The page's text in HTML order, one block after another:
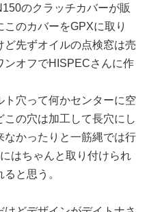
のクラッチカバーが販
のカバーをGPXに取り
先ずオイルの点検窓は売
ンオフでHISPECさんに作
ト穴って何かセンターに空
の穴は加工して長穴にし
なかったりと一筋縄では行
はちゃんと取り付けられ
と思う。